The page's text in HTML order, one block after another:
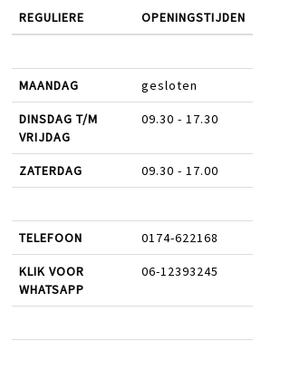
REGULIERE OPENINGSTIJDEN
MAANDAG gesloten
DINSDAG T/M
VRIJDAG
09.30 - 17.30
ZATERDAG 09.30 - 17.00
TELEFOON 0174-622168
KLIK VOOR
WHATSAPP
06-12393245